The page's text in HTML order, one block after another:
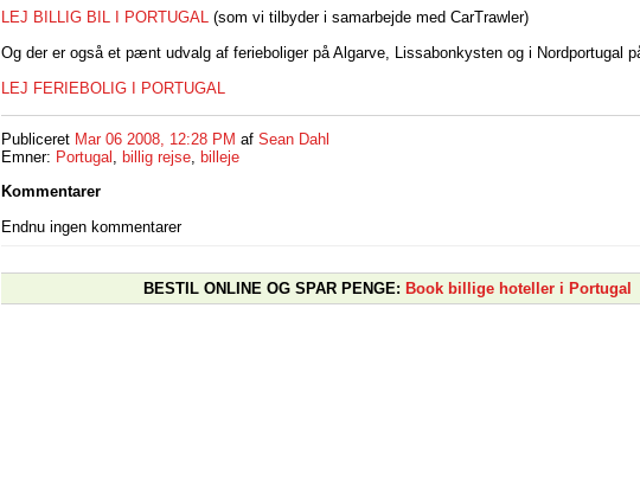
LEJ BILLIG BIL I PORTUGAL (som vi tilbyder i samarbejde med CarTrawler)
Og der er også et pænt udvalg af ferieboliger på Algarve, Lissabonkysten og i Nordportugal
LEJ FERIEBOLIG I PORTUGAL
Publiceret Mar 06 2008, 12:28 PM af Sean Dahl
Emner: Portugal , billig rejse, billeje
Kommentarer
Endnu ingen kommentarer
BESTIL ONLINE OG SPAR PENGE: Book billige hoteller i Portugal